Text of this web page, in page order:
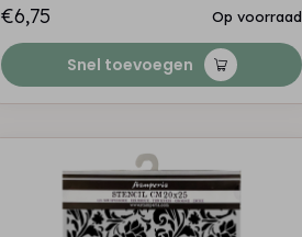
€6,75 Op voorraad
Snel toevoegen